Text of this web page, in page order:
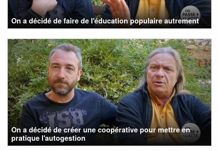
On a décidé de faire de l'éducation populaire autrement
On a décidé de créer une coopérative pour mettre en
pratique l'autogestion